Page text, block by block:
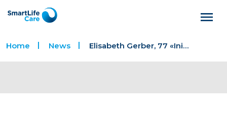
Home News Elisabeth Gerber, 77 «Inizialmente per la tranquillità dei miei figli, ora per la mia.»